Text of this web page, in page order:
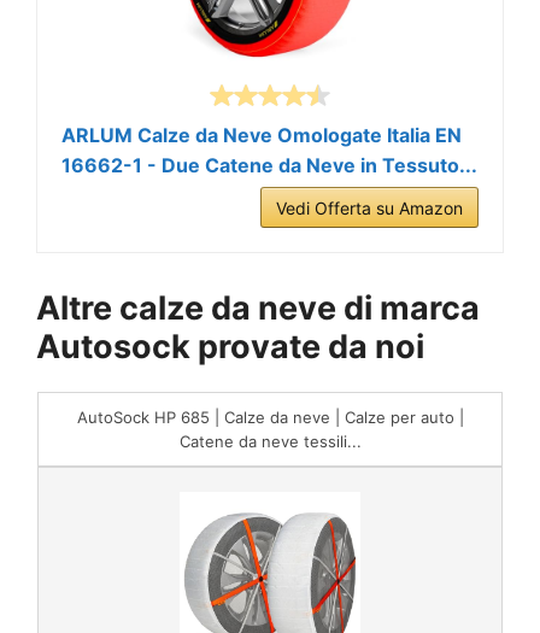
ARLUM Calze da Neve Omologate Italia EN
16662-1 - Due Catene da Neve in Tessuto...
Vedi Offerta su Amazon
Altre calze da neve di marca
Autosock provate da noi
AutoSock HP 685 | Calze da neve | Calze per auto |
Catene da neve tessili...